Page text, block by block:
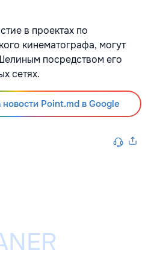
в проектах по
кинематографа, могут
посредством его
сетях.
Point.md в Google